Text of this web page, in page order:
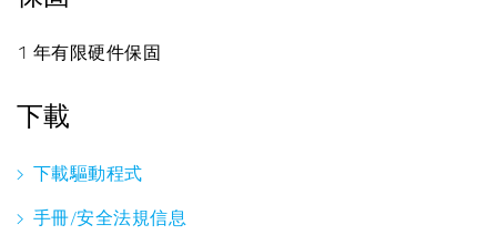
1 年有限硬件保固
下載
下載驅動程式
手冊/安全法規信息